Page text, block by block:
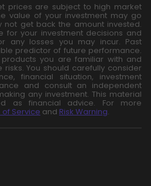
prices are subject to high market
value of your investment may go
get back the amount invested.
for your investment decisions and
any losses you may incur. Past
predictor of future performance.
you are familiar with and
You should carefully consider
financial situation, investment
and consult an independent
any investment. This material
as financial advice. For more
of Service and Risk Warning.